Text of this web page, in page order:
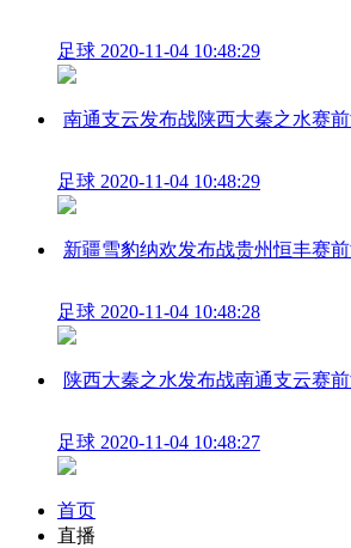
足球 2020-11-04 10:48:29
南通支云发布战陕西大秦之水赛前
足球 2020-11-04 10:48:29
新疆雪豹纳欢发布战贵州恒丰赛
足球 2020-11-04 10:48:28
陕西大秦之水发布战南通支云赛
足球 2020-11-04 10:48:27
首页
直播